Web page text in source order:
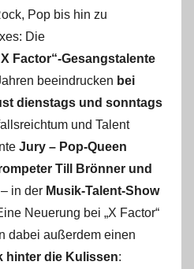
Pop bis hin zu
Die
Factor“-Gesangstalente
beeindrucken bei
dienstags und sonntags
und Talent
Jury – Pop-Queen
Till Brönner und
– in der Musik-Talent-Show
Neuerung bei „X Factor“
dabei außerdem einen
hinter die Kulissen: